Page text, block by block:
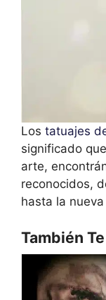
Los tatuajes
significado
arte,
reconocidos,
hasta la
También